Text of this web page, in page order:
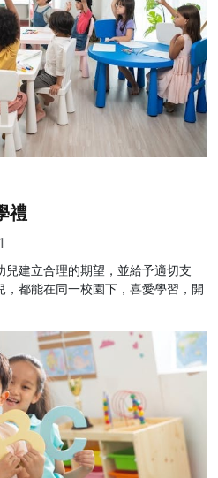
禮
建立合理的期望，並給予適切支
都能在同一校園下，喜愛學習，開